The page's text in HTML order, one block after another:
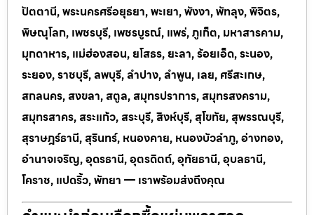
ปัตตานี, พระนครศรีอยุธยา, พะเยา, พังงา, พัทลุง, พิจิตร,
พิษณุโลก, เพชรบุรี, เพชรบูรณ์, แพร่, ภูเก็ต, มหาสารคาม,
มุกดาหาร, แม่ฮ่องสอน, ยโสธร, ยะลา, ร้อยเอ็ด, ระนอง,
ระยอง, ราชบุรี, ลพบุรี, ลำปาง, ลำพูน, เลย, ศรีสะเกษ,
สกลนคร, สงขลา, สตูล, สมุทรปราการ, สมุทรสงคราม,
สมุทรสาคร, สระแก้ว, สระบุรี, สิงห์บุรี, สุโขทัย, สุพรรณบุรี,
สุราษฎร์ธานี, สุรินทร์, หนองคาย, หนองบัวลำภู, อ่างทอง,
อำนาจเจริญ, อุดรธานี, อุตรดิตถ์, อุทัยธานี, อุบลธานี,
โคราช, แปดริ้ว, พัทยา — เราพร้อมส่งถึงคุณ